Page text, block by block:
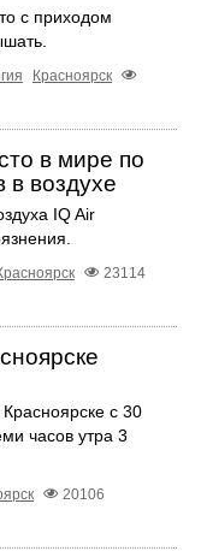
с приходом
Красноярск
в мире по
в воздухе
IQ Air
23114
с 30
часов утра 3
20106